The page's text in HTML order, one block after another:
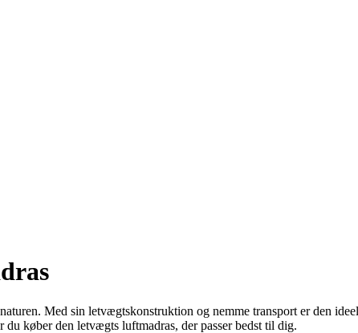
Med sin letvægtskonstruktion og nemme transport er den
køber den letvægts luftmadras, der passer bedst til dig.